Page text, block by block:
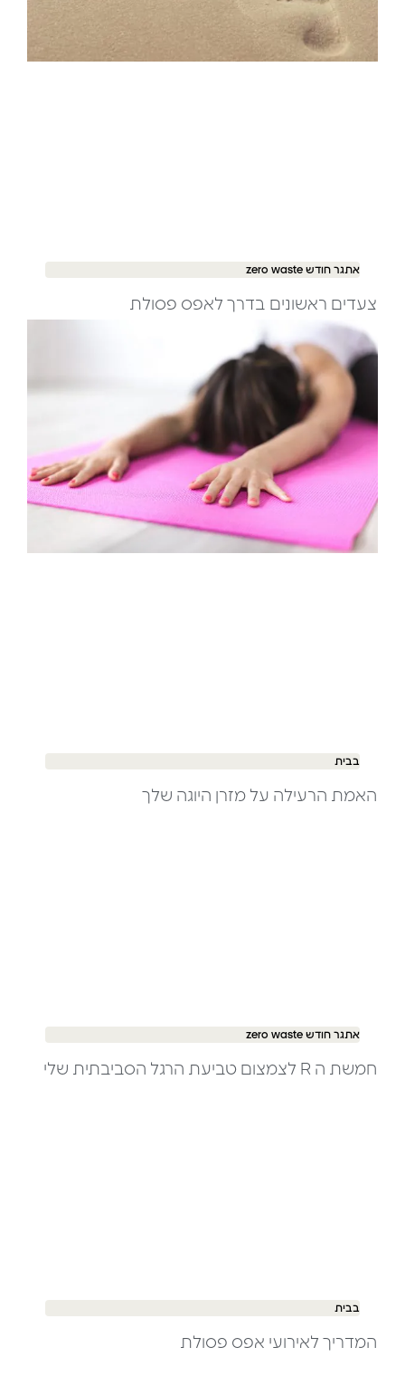
אתגר חודש zero waste
צעדים ראשונים בדרך לאפס פסולת
בבית
האמת הרעילה על מזרן היוגה שלך
אתגר חודש zero waste
חמשת ה R לצמצום טביעת הרגל הסביבתית שלי
בבית
המדריך לאירועי אפס פסולת ​